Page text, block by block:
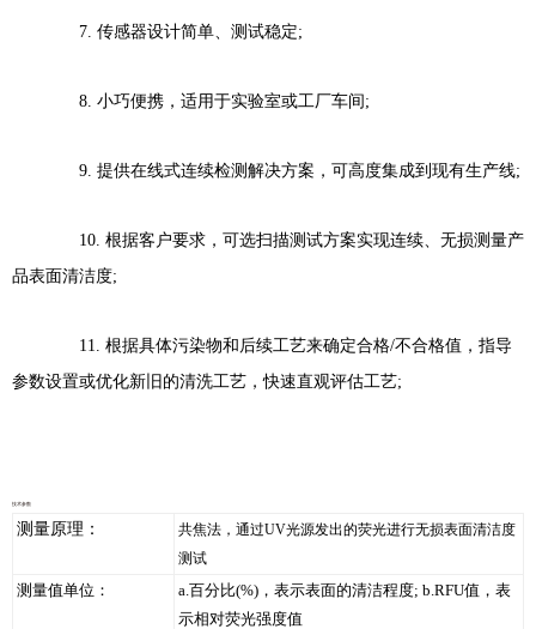
7. 传感器设计简单、测试稳定;
8. 小巧便携，适用于实验室或工厂车间;
9. 提供在线式连续检测解决方案，可高度集成到现有生产线;
10. 根据客户要求，可选扫描测试方案实现连续、无损测量产
品表面清洁度;
11. 根据具体污染物和后续工艺来确定合格/不合格值，指导
参数设置或优化新旧的清洗工艺，快速直观评估工艺;
技术参数
测量原理：
共焦法，通过UV光源发出的荧光进行无损表面清洁度
测试
测量值单位：
a.百分比(%)，表示表面的清洁程度; b.RFU值，表
示相对荧光强度值